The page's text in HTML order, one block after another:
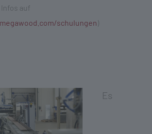
auf
schulungen)
Es